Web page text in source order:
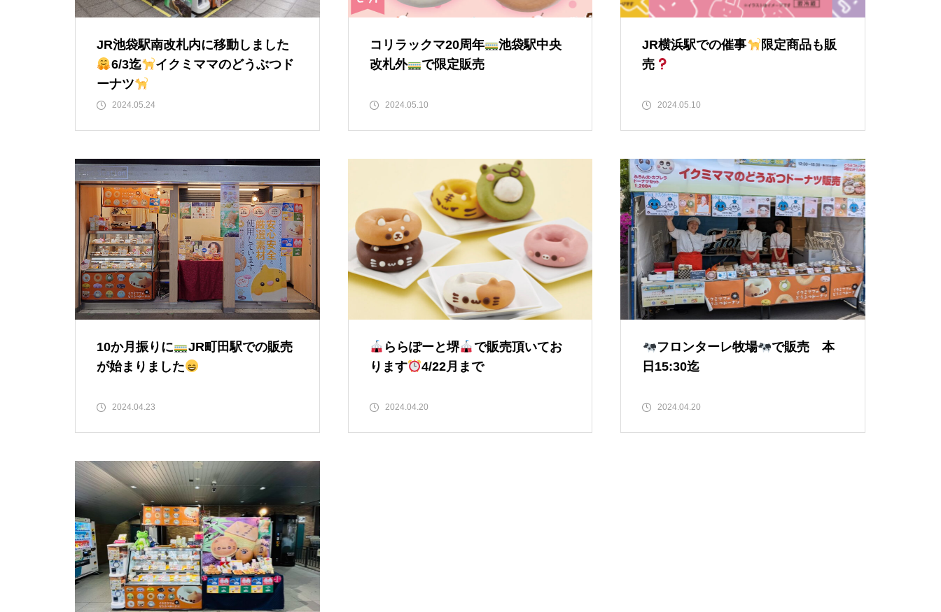
JR池袋駅南改札内に移動しました
6/3迄
イクミママのどうぶつド
ーナツ
2024.05.24
コリラックマ20周年
池袋駅中央
改札外
で限定販売
2024.05.10
JR横浜駅での催事
限定商品も販
売
2024.05.10
10か月振りに
JR町田駅での販売
が始まりました
2024.04.23
ららぽーと堺
で販売頂いてお
ります
4/22月まで
2024.04.20
フロンターレ牧場
で販売 本
日15:30迄
2024.04.20